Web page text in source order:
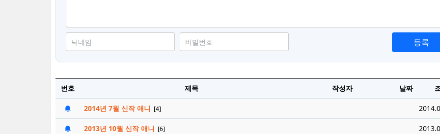
등록
번호 제목 작성자 날짜
2014년 7월 신작 애니 [4]
2013년 10월 신작 애니 [6]